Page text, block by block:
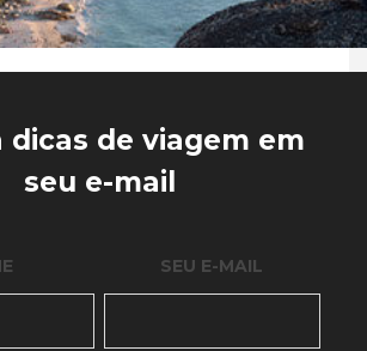
dicas de viagem em
seu e-mail
SEU E-MAIL